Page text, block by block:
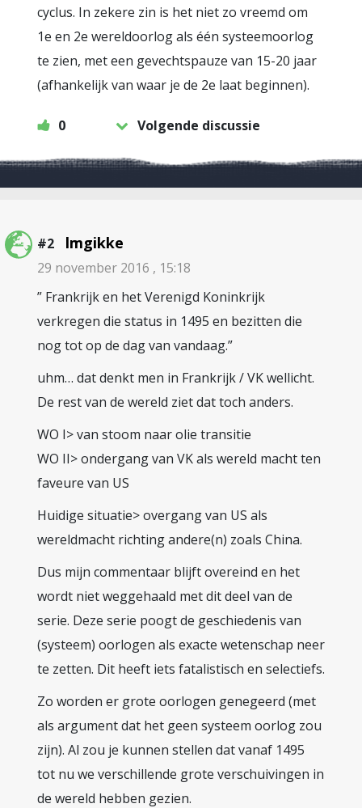
cyclus. In zekere zin is het niet zo vreemd om
1e en 2e wereldoorlog als één systeemoorlog
te zien, met een gevechtspauze van 15-20 jaar
(afhankelijk van waar je de 2e laat beginnen).
0 Volgende discussie
#2 lmgikke
29 november 2016 , 15:18
” Frankrijk en het Verenigd Koninkrijk
verkregen die status in 1495 en bezitten die
nog tot op de dag van vandaag.”
uhm… dat denkt men in Frankrijk / VK wellicht.
De rest van de wereld ziet dat toch anders.
WO I> van stoom naar olie transitie
WO II> ondergang van VK als wereld macht ten
faveure van US
Huidige situatie> overgang van US als
wereldmacht richting andere(n) zoals China.
Dus mijn commentaar blijft overeind en het
wordt niet weggehaald met dit deel van de
serie. Deze serie poogt de geschiedenis van
(systeem) oorlogen als exacte wetenschap neer
te zetten. Dit heeft iets fatalistisch en selectiefs.
Zo worden er grote oorlogen genegeerd (met
als argument dat het geen systeem oorlog zou
zijn). Al zou je kunnen stellen dat vanaf 1495
tot nu we verschillende grote verschuivingen in
de wereld hebben gezien.